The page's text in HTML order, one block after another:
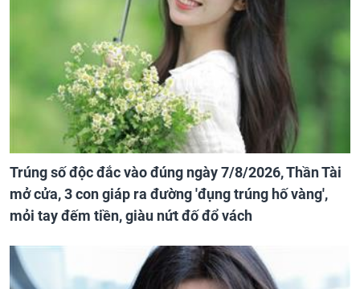
Trúng số độc đắc vào đúng ngày 7/8/2026, Thần Tài
mở cửa, 3 con giáp ra đường 'đụng trúng hố vàng',
mỏi tay đếm tiền, giàu nứt đố đổ vách